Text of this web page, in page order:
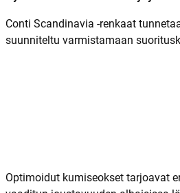
Conti Scandinavia -renkaat
suunniteltu varmistamaan
Optimoidut kumiseokset tarjoavat